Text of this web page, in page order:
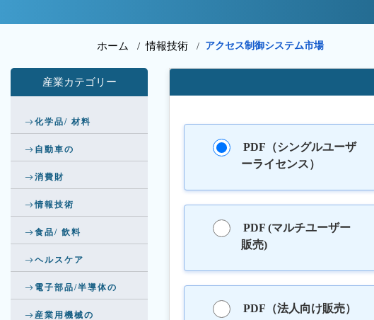
ホーム /情報技術 / アクセス制御システム市場
産業カテゴリー
化学品/ 材料
自動車の
消費財
情報技術
食品/ 飲料
ヘルスケア
電子部品/半導体の
産業用機械の
PDF（シングルユーザ
ーライセンス）
PDF (マルチユーザー
販売)
PDF（法人向け販売）